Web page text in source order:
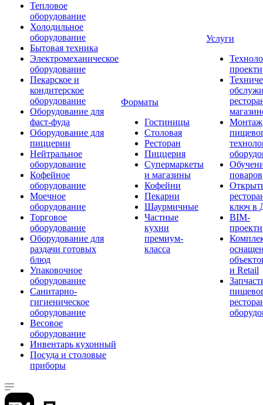
Тепловое
оборудование
Холодильное
оборудование
Бытовая техника
Электромеханическое
оборудование
Пекарское и
кондитерское
оборудование
Оборудование для
фаст-фуда
Оборудование для
пиццерии
Нейтральное
оборудование
Кофейное
оборудование
Моечное
оборудование
Торговое
оборудование
Оборудование для
раздачи готовых
блюд
Упаковочное
оборудование
Санитарно-
гигиеническое
оборудование
Весовое
оборудование
Инвентарь кухонный
Посуда и столовые
приборы
Форматы
Гостиницы
Столовая
Ресторан
Пиццерия
Супермаркеты
и магазины
Кофейни
Пекарни
Шаурмичные
Частные
кухни
премиум-
класса
Услуги
Монтаж
поваров
ключ в
BIM-
и Retail